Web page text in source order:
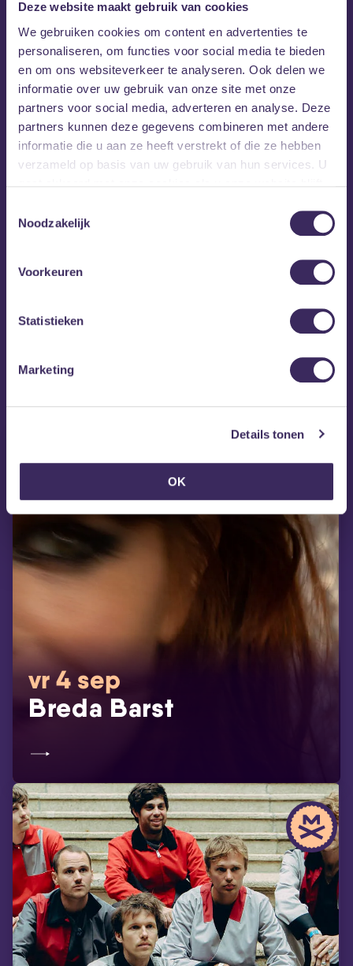
Deze website maakt gebruik van cookies
We gebruiken cookies om content en advertenties te
personaliseren, om functies voor social media te bieden
en om ons websiteverkeer te analyseren. Ook delen we
informatie over uw gebruik van onze site met onze
partners voor social media, adverteren en analyse. Deze
partners kunnen deze gegevens combineren met andere
informatie die u aan ze heeft verstrekt of die ze hebben
verzameld op basis van uw gebruik van hun services. U
Noodzakelijk
Voorkeuren
Statistieken
Marketing
Details tonen
OK
MEZZ tipt
vr 4 sep
Breda Barst